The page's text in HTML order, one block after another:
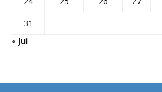
31
« Juil